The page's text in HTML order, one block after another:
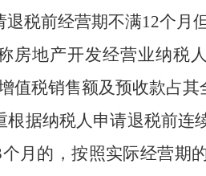
退税前经营期不满12个月
地产开发经营业纳税人
值税销售额及预收款占
根据纳税人申请退税前连
个月的，按照实际经营期